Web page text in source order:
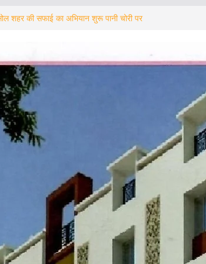
शहर की सफाई का अभियान शुरू पानी चोरी पर
Parking की मांग पर एक बार फिर
से इनकार करने पर एंबुलेंस चालक से मारपीट का आरोप
बेबुनियाद
नहीं रुकने दूंगा” : दुर्गेश नागी